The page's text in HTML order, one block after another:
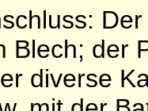
Blech; der
diverse